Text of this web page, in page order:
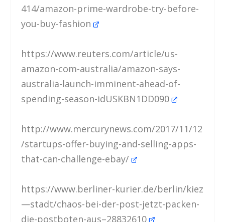
414/amazon-prime-wardrobe-try-before-
you-buy-fashion
https://www.reuters.com/article/us-
amazon-com-australia/amazon-says-
australia-launch-imminent-ahead-of-
spending-season-idUSKBN1DD090
http://www.mercurynews.com/2017/11/12
/startups-offer-buying-and-selling-apps-
that-can-challenge-ebay/
https://www.berliner-kurier.de/berlin/kiez
—stadt/chaos-bei-der-post-jetzt-packen-
die-postboten-aus–28832610